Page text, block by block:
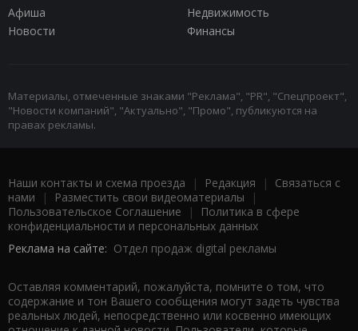
Афиша
Недвижимость
Новости
Финансы
Материалы, отмеченные знаками "Реклама", "PR", "Спецпроект",
"Новости компаний", "Актуально", "Промо", публикуются на
правах рекламы.
Наши контакты и схема проезда | Редакция | Связаться с
нами | Разместить свои видеоматериалы |
Пользовательское Соглашение |
Политика в сфере
конфиденциальности и персональных данных
Реклама на сайте: Отдел продаж digital рекламы
Оставляя комментарий, пожалуйста, помните о том, что
содержание и тон Вашего сообщения могут задеть чувства
реальных людей, непосредственно или косвенно имеющих